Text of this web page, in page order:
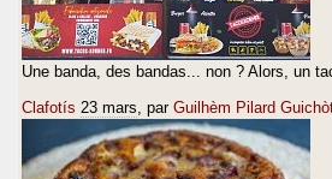
Une banda, des bandas... non ? Alors, un
Clafotís 23 mars , par Guilhèm Pilard